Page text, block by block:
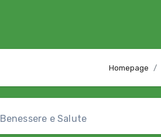
Homepage
Benessere e Salute